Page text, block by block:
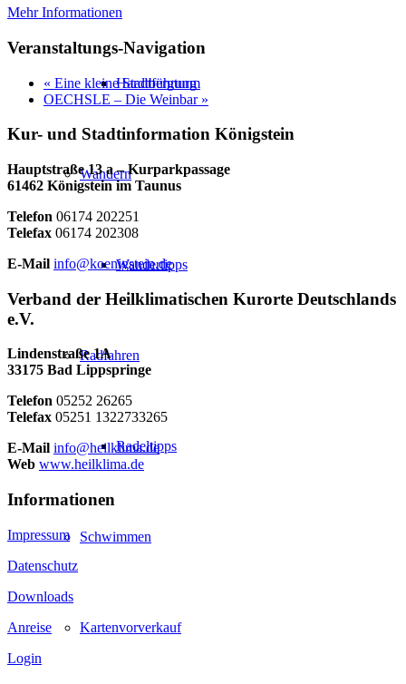
Hardtbergturm
Wandern
Wandertipps
Radfahren
Radeltipps
Schwimmen
Kartenvorverkauf
Mehr Informationen
Veranstaltungs-Navigation
« Eine kleine Stadtführung
OECHSLE – Die Weinbar »
Kur- und Stadtinformation Königstein
Hauptstraße 13 a – Kurparkpassage
61462 Königstein im Taunus
Telefon 06174 202251
Telefax 06174 202308
E-Mail info@koenigstein.de
Verband der Heilklimatischen Kurorte Deutschlands
e.V.
Lindenstraße 1A
33175 Bad Lippspringe
Telefon 05252 26265
Telefax 05251 1322733265
E-Mail info@heilklima.de
Web www.heilklima.de
Informationen
Impressum
Datenschutz
Downloads
Anreise
Login